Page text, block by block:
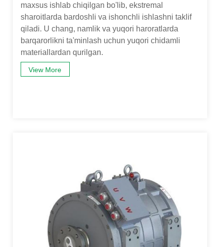
maxsus ishlab chiqilgan bo'lib, ekstremal
sharoitlarda bardoshli va ishonchli ishlashni taklif
qiladi. U chang, namlik va yuqori haroratlarda
barqarorlikni ta'minlash uchun yuqori chidamli
materiallardan qurilgan.
View More